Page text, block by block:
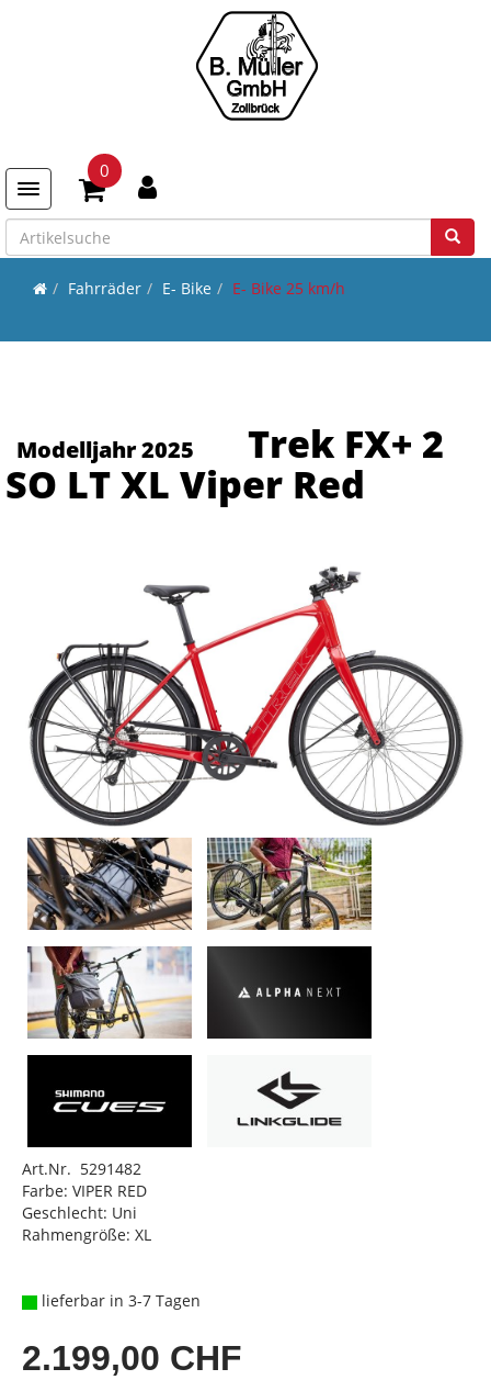
Toggle navigation
0
Fahrräder E- Bike E- Bike 25 km/h
Modelljahr 2025
Trek FX+ 2
SO LT XL Viper Red
Art.Nr. 5291482
Farbe: VIPER RED
Geschlecht: Uni
Rahmengröße: XL
lieferbar in 3-7 Tagen
2.199,00 CHF